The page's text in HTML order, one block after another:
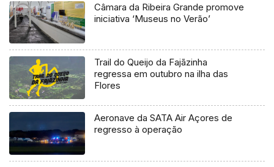
Câmara da Ribeira Grande promove
iniciativa ‘Museus no Verão’
Trail do Queijo da Fajãzinha
regressa em outubro na ilha das
Flores
Aeronave da SATA Air Açores de
regresso à operação